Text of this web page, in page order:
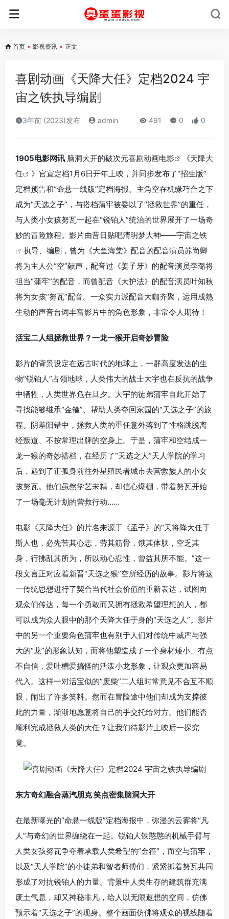
首页 • 影视资讯 • 正文
喜剧动画《天降大任》定档2024 宇
宙之铁执导编剧
3年前 (2023)发布 admin 491 0 0
1905电影网讯 脑洞大开的破次元喜剧动画电影 《天降大
任
》官宣定档1月6日开年上映，并同步发布了“招生版”
定档预告和“命悬一线版”定档海报。主角空在机缘巧合之下
成为“天选之子”，与搭档蒲牢被委以了“拯救世界”的重任，
与人类小女孩努瓦一起在“锐铂人”统治的世界展开了一场奇
妙的冒险旅程。影片由昔日贴吧清明梦大神——宇宙之铁
执导、编剧，曾为《大鱼海棠》配音的配音演员苏尚卿
将为主人公“空”献声，配音过《姜子牙》的配音演员李璐将
担当“蒲牢”的配音，而曾配音《大护法》的配音演员叶知秋
将为女孩“努瓦”配音。一众实力派配音大咖齐聚，运用成熟
生动的声音台词丰富影片中的角色形象，非常令人期待！
活宝二人组拯救世界？一龙一猴开启奇妙冒险
影片的背景设定在远古时代的地球上，一群高度发达的生
物“锐铂人”占领地球，人类伟大的战士大宇也在反抗的战争
中牺牲，人类世界危在旦夕。大宇的徒弟蒲牢自此开始了
寻找能够继承“金箍”、帮助人类夺回家园的“天选之子”的旅
程。阴差阳错中，拯救人类的重任意外落到了性格跳脱离
经叛道、不按常理出牌的空身上。于是，蒲牢和空结成一
龙一猴的奇妙搭档，在经历了“天选之人”天人学院的学习
后，遇到了正孤身前往外星殖民者城市去营救族人的小女
孩努瓦。他们虽然学艺未精，却信心爆棚，带着努瓦开始
了一场毫无计划的营救行动……
电影《天降大任》的片名来源于《孟子》的“天将降大任于
斯人也，必先苦其心志，劳其筋骨，饿其体肤，空乏其
身，行拂乱其所为，所以动心忍性，曾益其所不能。”这一
段文言正对应着新晋“天选之猴”空所经历的故事。影片将这
一传统思想进行了契合当代社会价值的重新表达，试图向
观众们传达，每一个勇敢而又拥有拯救希望理想的人，都
可以成为众人眼中的那个天降大任于身的“天选之人”。影片
中的另一个重要角色蒲牢也有别于人们对传统中威严与强
大的“龙”的形象认知，而将他塑造成了一个身材矮小、有点
不自信，爱吐槽爱搞怪的活泼小龙形象，让观众更加容易
代入。这样一对活宝似的“废柴”二人组时常意见不合互不顺
眼，闹出了许多笑料。然而在冒险途中他们却成为支撑彼
此的力量，渐渐地愿意将自己的手交托给对方。他们能否
顺利完成拯救人类的大任？让我们待影片上映后一探究
竟。
东方奇幻融合蒸汽朋克 笑点密集脑洞大开
在最新曝光的“命悬一线版”定档海报中，弥漫的云雾将“凡
人”与奇幻的世界缠绕在一起。锐铂人铁憨憨的机械手臂与
人类女孩努瓦争夺着承载人类希望的“金箍”，而空与蒲牢，
以及“天人学院”的小徒弟和智者师傅们，紧紧抓着努瓦共同
形成了对抗锐铂人的力量。背景中人类生存的建筑群充满
废土气息，却又神秘非凡，给人以无限遐想的空间，仿佛
预示着“天选之子”的现身。整个画面仿佛将观众的视线随着